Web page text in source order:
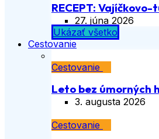
RECEPT:
27. júna 2026
Ukázať všetko
Cestovanie
Cestovanie
Leto bez úmorných
3. augusta 2026
Cestovanie